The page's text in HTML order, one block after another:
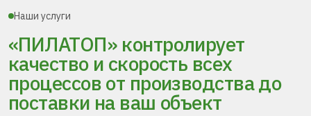
Наши услуги
«ПИЛАТОП» контролирует
качество и скорость всех
процессовот производства до
поставки на ваш объект